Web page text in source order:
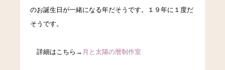
のお誕生日が一緒になる年だそうです。
１９年に１度だ
そうです。
詳細はこちら→ 月と太陽の暦制作室